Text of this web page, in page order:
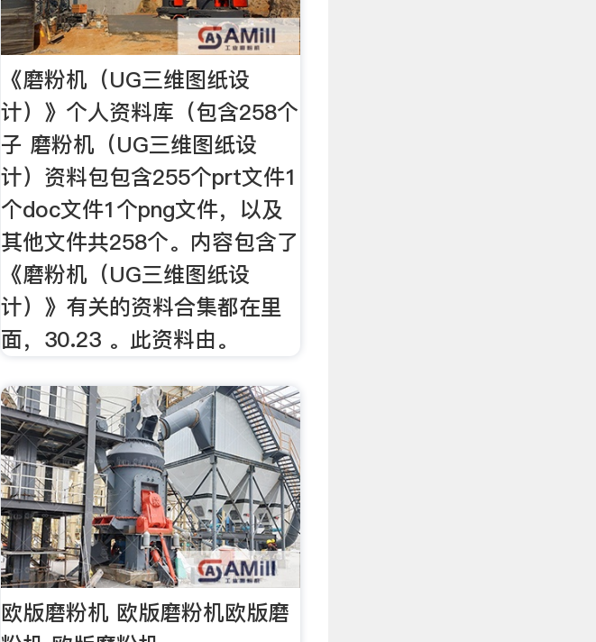
《磨粉机（UG三维图纸设
计）》个人资料库（包含258个
子 磨粉机（UG三维图纸设
计）资料包包含255个prt文件1
个doc文件1个png文件，以及
其他文件共258个。内容包含了
《磨粉机（UG三维图纸设
计）》有关的资料合集都在里
面，30.23 。此资料由。
欧版磨粉机 欧版磨粉机欧版磨